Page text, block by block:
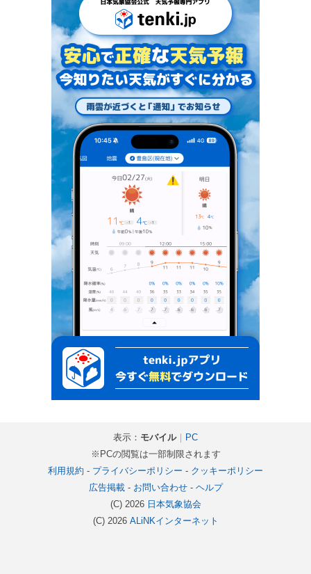
表示： モバイル｜
PC
※PCの閲覧は一部制限されます
利用規約 - プライバシーポリシー - クッキーポリシー
広告掲載- お問い合わせ- ヘルプ
(C) 2026 日本気象協会
(C) 2026 ALiNKインターネット